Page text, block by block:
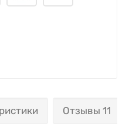
Отзывы 11